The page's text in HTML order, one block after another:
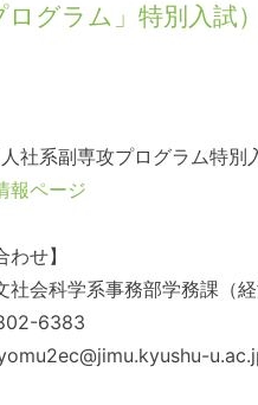
ログラム」特別入試
社系副専攻プログラム特別
報ページ
わせ】
社会科学系事務部学務課（経
6383